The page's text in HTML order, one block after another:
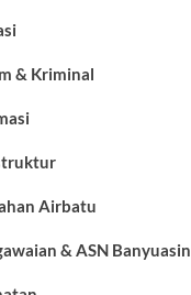
& Kriminal
Airbatu
& ASN Banyuasin